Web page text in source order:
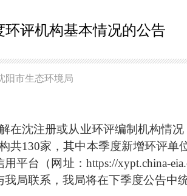
评机构基本情况的公告
市生态环境局
在沈注册或从业环评编制机构情况
共130家，其中本季度新增环评单
平台（网址：https://xypt.china-
局联系，我局将在下季度公告中统